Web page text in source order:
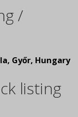
/
Győr, Hungary
listing